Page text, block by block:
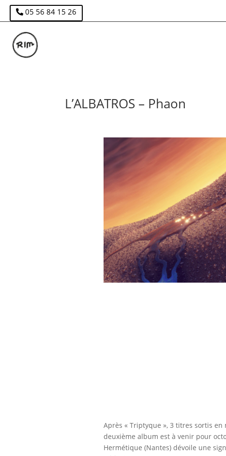
05 56 84 15 26
L’ALBATROS – Phaon
Après « Triptyque », 3 titres sortis
deuxième album est à venir pour
Hermétique (Nantes) dévoile une